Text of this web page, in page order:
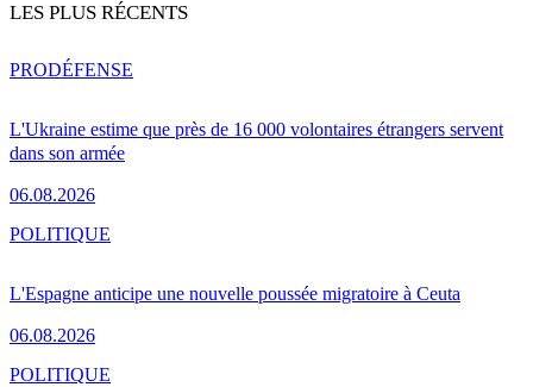
LES PLUS RÉCENTS
L'Ukraine estime que près de 16 000 volontaires étrangers servent
dans son armée
06.08.2026
PRODÉFENSE
L'Espagne anticipe une nouvelle poussée migratoire à Ceuta
06.08.2026
POLITIQUE
POLITIQUE